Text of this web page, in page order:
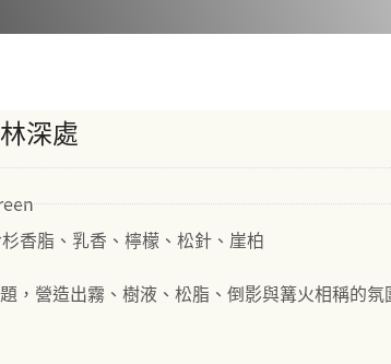
深處
香脂、乳香、檸檬、松針、崖柏
，營造出霧、樹液、松脂、倒影與篝火相稱的